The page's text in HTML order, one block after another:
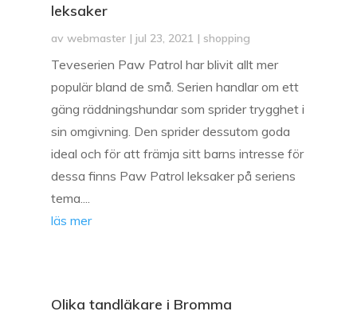
leksaker
av webmaster| jul 23, 2021 | shopping
Teveserien Paw Patrol har blivit allt mer
populär bland de små. Serien handlar om ett
gäng räddningshundar som sprider trygghet i
sin omgivning. Den sprider dessutom goda
ideal och för att främja sitt barns intresse för
dessa finns Paw Patrol leksaker på seriens
tema....
läs mer
Olika tandläkare i Bromma